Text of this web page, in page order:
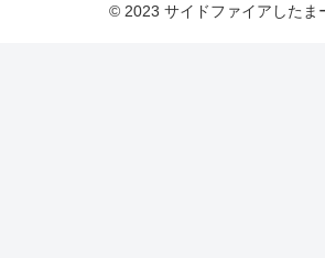
© 2023 サイドファイアしたま